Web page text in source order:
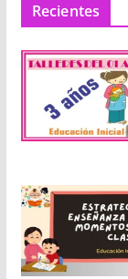
Recientes